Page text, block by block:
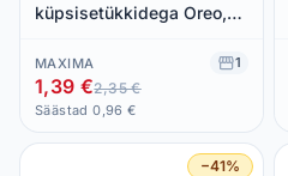
küpsisetükkidega Oreo,
MAXIMA 1
1,39 €2,35 €
Säästad 0,96 €
−41%